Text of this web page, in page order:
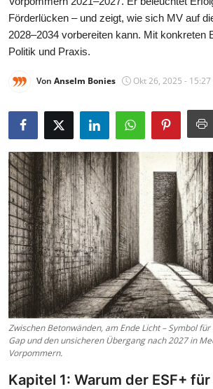
Vorproduktion
Förderlücken – und zeigt, wie sich MV auf
2028–2034 vorbereiten kann. Mit konkreten
Politik und Praxis.
Von Anselm Bonies Okt 26, 2025 - 15:27
Zwischen Betonwänden, am Ende Licht – Symbol
Gap und den unsicheren Übergang nach 2027 in
Vorpommern.
Kapitel 1: Warum der ESF+